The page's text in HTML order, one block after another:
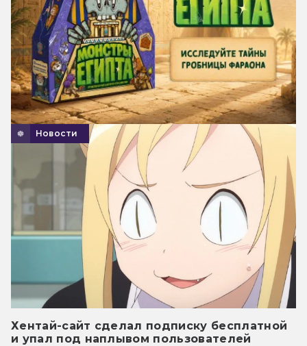
Новости
Хентай-сайт сделал подписку бесплатной
и упал под наплывом пользователей